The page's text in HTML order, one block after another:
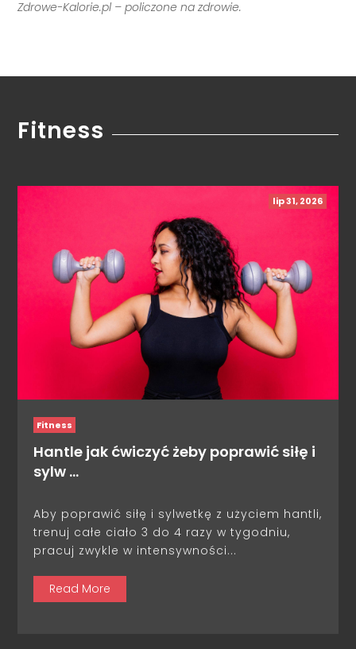
Zdrowe-Kalorie.pl – policzone na zdrowie.
Fitness
lip 31, 2026
Fitness
Hantle jak ćwiczyć żeby poprawić siłę i
sylw …
Aby poprawić siłę i sylwetkę z użyciem hantli,
trenuj całe ciało 3 do 4 razy w tygodniu,
pracuj zwykle w intensywności...
Read More